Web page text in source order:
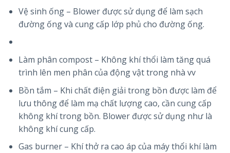
Vệ sinh ống – Blower được sử dụng để làm sạch
đường ống và cung cấp lớp phủ cho đường ống.
Làm phân compost – Không khí thổi làm tăng quá
trình lên men phân của động vật trong nhà vv
Bồn tắm – Khi chất điện giải trong bồn được làm để
lưu thông để làm mạ chất lượng cao, cần cung cấp
không khí trong bồn. Blower được sử dụng như là
không khí cung cấp.
Gas burner – Khí thở ra cao áp của máy thổi khí làm